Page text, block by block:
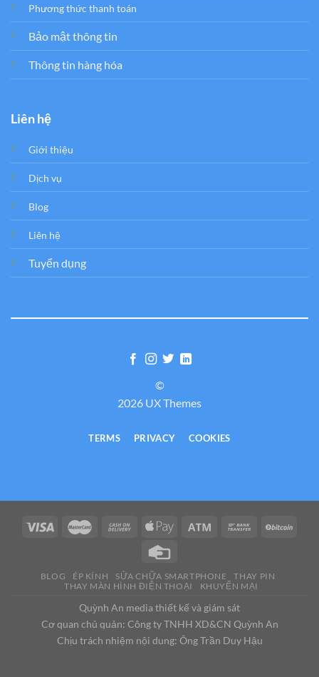
Phương thức thanh toán
Bảo mật thông tin
Thông tin hàng hóa
Liên hệ
Giới thiệu
Dịch vụ
Blog
Liên hệ
Tuyển dụng
©
2026 UX Themes
TERMS PRIVACY COOKIES
BLOG ÉP KÍNH SỬA CHỮA SMARTPHONE
THAY PIN
THAY MÀN HÌNH ĐIỆN THOẠI
KHUYẾN MẠI
Quỳnh An media thiết kế và giám sát
Cơ quan chủ quản: Công ty TNHH XD&CN Quỳnh An
Chịu trách nhiệm nội dung: Ông Trần Duy Hậu